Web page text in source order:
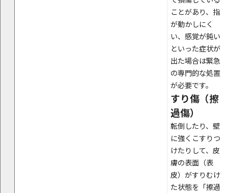
ことがあり、指
が動かしにく
い、感覚が鈍い
といった症状が
出た場合は緊急
の専門的な処置
が必要です。
すり傷（擦
過傷）
転倒したり、壁
に強くこすりつ
けたりして、皮
膚の表面（表
皮）がすりむけ
た状態を「擦過